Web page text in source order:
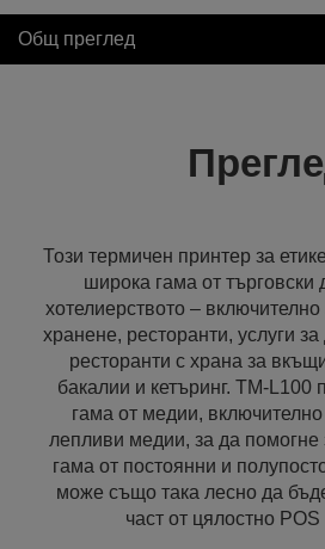
Общ преглед
Този термичен принтер за
широка гама от търговски
хотелиерството – включително
хранене, ресторанти, услуги
ресторанти с храна за
бакалии и кетъринг. TM-
гама от медии,
лепливи медии, за да помогне
гама от постоянни и
може също така лесно да
част от цялостно